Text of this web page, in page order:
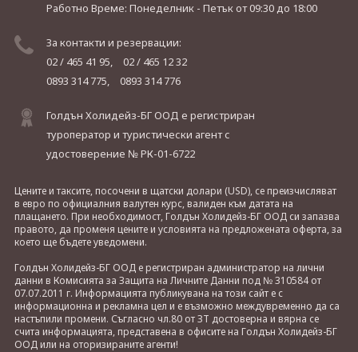
Работно Време: Понеделник - Петъкот 09:30 до 18:00
За контакти и резервации:
02 / 465 41 95,
02 / 465 12 32
0893 314 775,
0893 314 776
Голдън Холидейз-БГ ООД е регистриран
туроператор и туристически агент с
удостоверение № РК-01-6722
Цените и таксите, посочени в щатски долари (USD), се преизчисляват
в евро по официалния валутен курс, валиден към датата на
плащането. При необходимост, Голдън Холидейз-БГ ООД си запазва
правото, да променя цените и условията на предложената оферта, за
което ще бъдете уведомени.
Голдън Холидейз-БГ ООД е регистриран администратор на лични
данни в Комисията за Защита на Личните Данни под № 310584 от
07.07.2011 г. Информацията публикувана на този сайт е с
информационна и рекламна цел и е възможно междувременно да са
настъпили промени. Съгласно чл.80 от ЗТ достоверна и вярна се
счита информацията, представена в офисите на Голдън Холидейз-БГ
ООД или на оторизираните агенти!